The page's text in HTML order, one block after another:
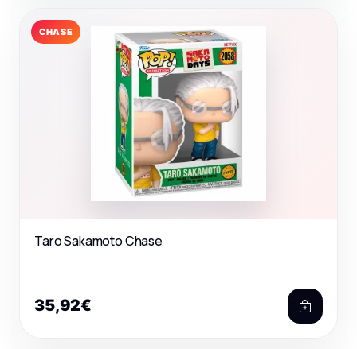
CHASE
Taro Sakamoto Chase
35,92€